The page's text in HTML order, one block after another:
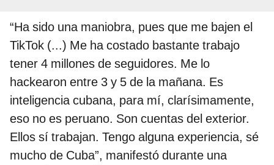
“Ha sido una maniobra, pues que me bajen el
TikTok (...) Me ha costado bastante trabajo
tener 4 millones de seguidores. Me lo
hackearon entre 3 y 5 de la mañana. Es
inteligencia cubana, para mí, clarísimamente,
eso no es peruano. Son cuentas del exterior.
Ellos sí trabajan. Tengo alguna experiencia, sé
mucho de Cuba”, manifestó durante una